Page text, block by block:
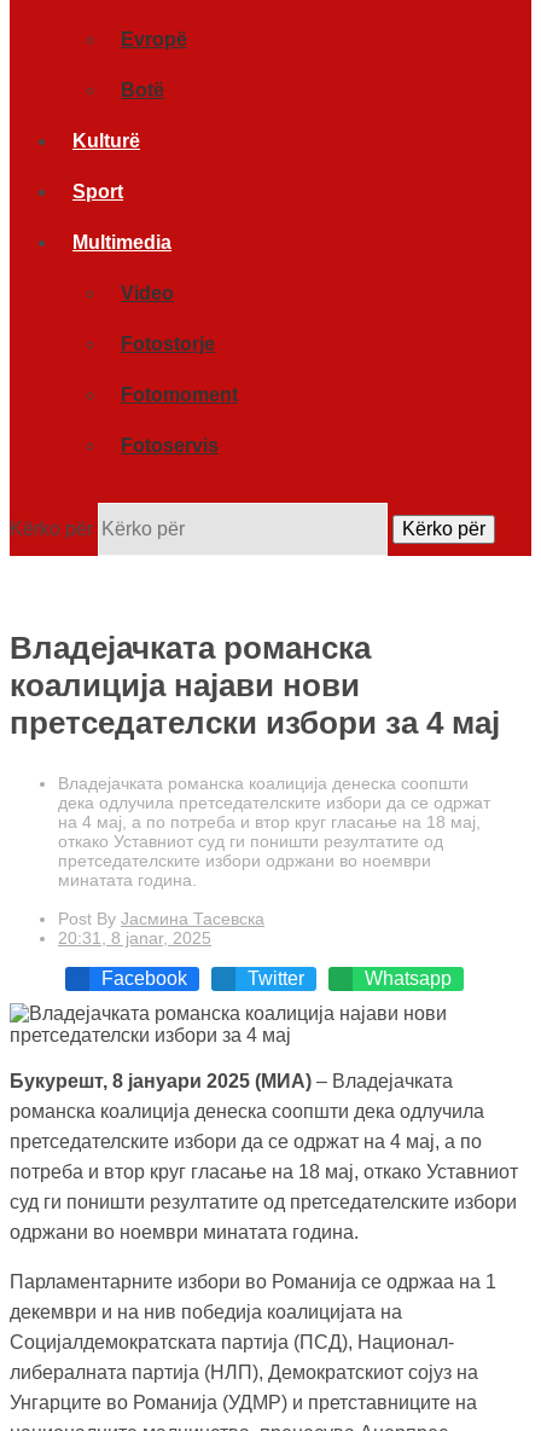
Evropë
Botë
Kulturë
Sport
Multimedia
Video
Fotostorje
Fotomoment
Fotoservis
Kërko për Kërko për
Владејачката романска
коалиција најави нови
претседателски избори за 4 мај
Владејачката романска коалиција денеска соопшти
дека одлучила претседателските избори да се одржат
на 4 мај, а по потреба и втор круг гласање на 18 мај,
откако Уставниот суд ги поништи резултатите од
претседателските избори одржани во ноември
минатата година.
Post By Јасмина Тасевска
20:31, 8 janar, 2025
Facebook Twitter Whatsapp
Букурешт, 8 јануари 2025 (МИА) – Владејачката
романска коалиција денеска соопшти дека одлучила
претседателските избори да се одржат на 4 мај, а по
потреба и втор круг гласање на 18 мај, откако Уставниот
суд ги поништи резултатите од претседателските избори
одржани во ноември минатата година.
Парламентарните избори во Романија се одржаа на 1
декември и на нив победија коалицијата на
Социјалдемократската партија (ПСД), Национал-
либералната партија (НЛП), Демократскиот сојуз на
Унгарците во Романија (УДМР) и претставниците на